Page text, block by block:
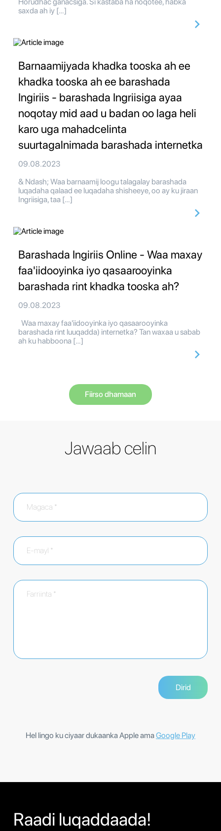
saxda ah iy […]
Barnaamijyada khadka tooska ah ee
khadka tooska ah ee barashada
Ingiriis - barashada Ingriisiga ayaa
noqotay mid aad u badan oo laga heli
karo uga mahadcelinta
suurtagalnimada barashada internetka
09.08.2023
& Ndash; Waa barnaamij loogu talagalay barashada
luqadaha qalaad ee luqadaha shisheeye, oo ay ku jiraan
Ingriisiga, taa […]
Barashada Ingiriis Online - Waa maxay
faa'iidooyinka iyo qasaarooyinka
barashada rint khadka tooska ah?
09.08.2023
Waa maxay faa'iidooyinka iyo qasaarooyinka
barashada rint luuqadda) internetka? Tan waxaa u sabab
ah ku habboona […]
Fiirso dhamaan
Jawaab celin
Hel lingo ku ciyaar dukaanka Apple amaGoogle Play
Raadi luqaddaada!